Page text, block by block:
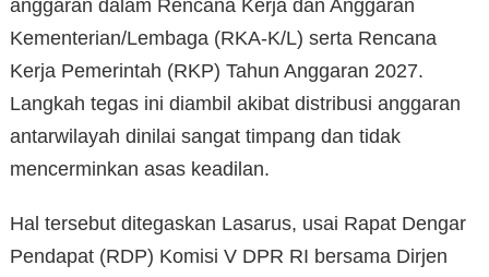
anggaran dalam Rencana Kerja dan Anggaran
Kementerian/Lembaga (RKA-K/L) serta Rencana
Kerja Pemerintah (RKP) Tahun Anggaran 2027.
Langkah tegas ini diambil akibat distribusi anggaran
antarwilayah dinilai sangat timpang dan tidak
mencerminkan asas keadilan.
Hal tersebut ditegaskan Lasarus, usai Rapat Dengar
Pendapat (RDP) Komisi V DPR RI bersama Dirjen